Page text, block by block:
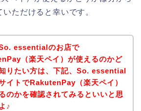
ただけると幸いです。
essentialのお店で
（楽天ペイ）が使えるのかど
りたい方は、下記、So. essential
イトでRakutenPay（楽天ペイ）
のかを確認されてみるといいと思
♪